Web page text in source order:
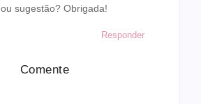
ou sugestão? Obrigada!
Responder
Comente